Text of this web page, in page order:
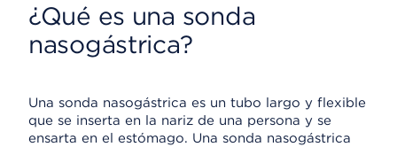
¿Qué es una sonda
nasogástrica?
Una sonda nasogástrica es un tubo largo y flexible
que se inserta en la nariz de una persona y se
ensarta en el estómago. Una sonda nasogástrica